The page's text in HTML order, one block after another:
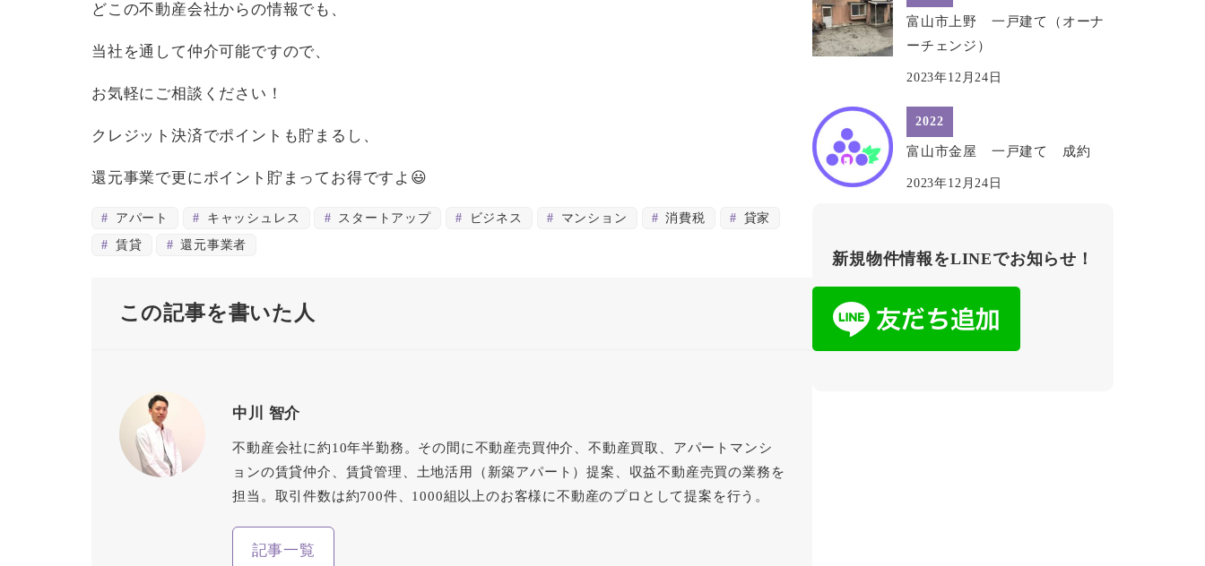
どこの不動産会社からの情報でも、
当社を通して仲介可能ですので、
お気軽にご相談ください！
クレジット決済でポイントも貯まるし、
還元事業で更にポイント貯まってお得ですよ😃
アパート キャッシュレス スタートアップ ビジネス マンション 消費税
貸家
賃貸
還元事業者
この記事を書いた人
中川 智介
不動産会社に約10年半勤務。その間に不動産売買仲介、不動産買取、アパートマンシ
ョンの賃貸仲介、賃貸管理、土地活用（新築アパート）提案、収益不動産売買の業務を
担当。取引件数は約700件、1000組以上のお客様に不動産のプロとして提案を行う。
記事一覧
富山市上野 一戸建て（オーナ
ーチェンジ）
2023年12月24日
2022
富山市金屋 一戸建て 成約
2023年12月24日
新規物件情報をLINEでお知らせ！